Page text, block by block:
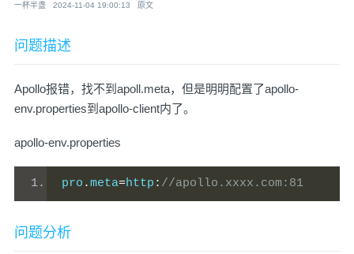
一杯半盏 2024-11-04 19:00:13 原文
问题描述
Apollo报错，找不到apoll.meta，但是明明配置了apollo-
env.properties到apollo-client内了。
apollo-env.properties
pro .meta=http : //apollo.xxxx.com:81
问题分析